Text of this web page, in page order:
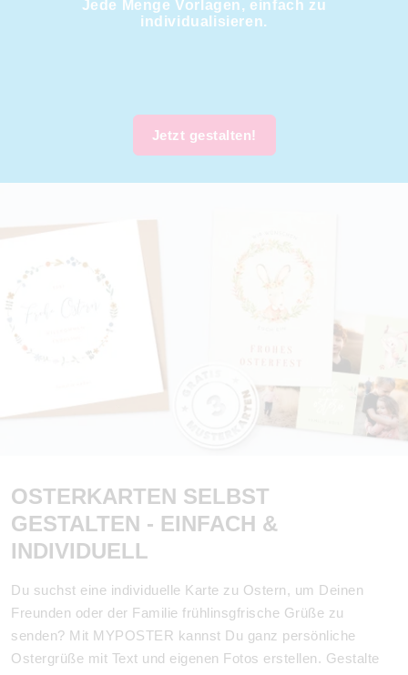
Jede Menge Vorlagen, einfach zu
individualisieren.
Jetzt gestalten!
OSTERKARTEN SELBST
GESTALTEN - EINFACH &
INDIVIDUELL
Du suchst eine individuelle Karte zu Ostern, um Deinen
Freunden oder der Familie frühlinsgfrische Grüße zu
senden? Mit MYPOSTER kannst Du ganz persönliche
Ostergrüße mit Text und eigenen Fotos erstellen. Gestalte